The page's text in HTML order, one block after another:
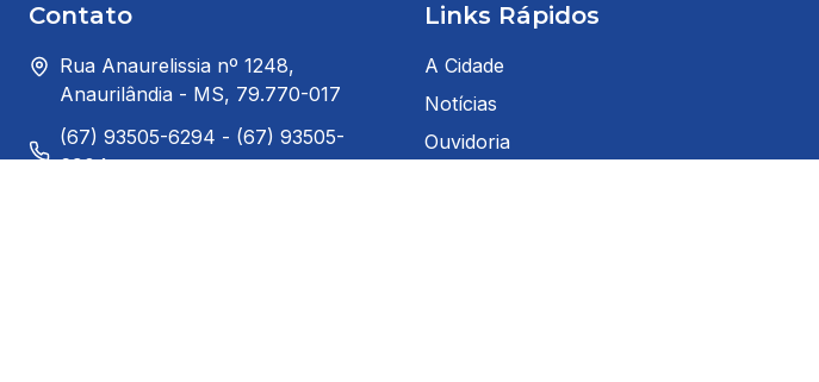
Contato
Rua Anaurelissia nº 1248,
Anaurilândia - MS, 79.770-017
(67) 93505-6294 - (67) 93505-
6904
Links Rápidos
A Cidade
Notícias
Ouvidoria